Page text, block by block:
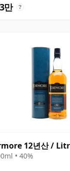
만 ?
12년산 /
• 40%